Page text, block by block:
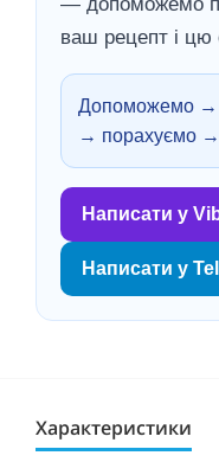
ваш рецепт і цю
Допоможемо →
→ порахуємо →
Написати у
Написати у
Характеристики